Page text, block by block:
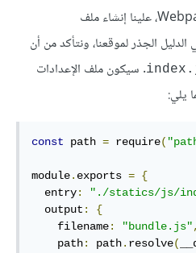
الدليل الجذر لموقعنا، ونتأكد من أن
. سيكون ملف الإعدادات
يلي:
const path = require(
module. exports = {
  entry
: "./statics/js/
  output
:
{
    filename
: "bundle.js",
    path
: path. resolve(